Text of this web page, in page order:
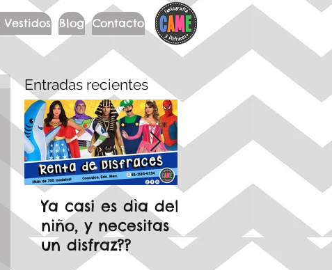
Blog Contacto
Entradas recientes
Ya casi es dìa del
niño, y necesitas
un disfraz??
🍄 Mario Bros
en tendencia…